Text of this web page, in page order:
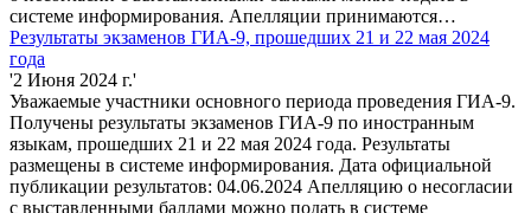
системе информирования. Апелляции принимаются…
Результаты экзаменов ГИА-9, прошедших 21 и 22 мая 2024
года
'2 Июня 2024 г.'
Уважаемые участники основного периода проведения ГИА-9.
Получены результаты экзаменов ГИА-9 по иностранным
языкам, прошедших 21 и 22 мая 2024 года. Результаты
размещены в системе информирования. Дата официальной
публикации результатов: 04.06.2024 Апелляцию о несогласии
с выставленными баллами можно подать в системе